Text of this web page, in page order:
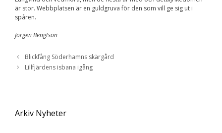
är stor. Webbplatsen är en guldgruva för den som vill ge sig ut i
spåren.
Jörgen Bengtson
Blickfång Söderhamns skärgård
Lillfjärdens isbana igång
Arkiv Nyheter